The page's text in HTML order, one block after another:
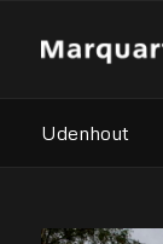
Udenhout